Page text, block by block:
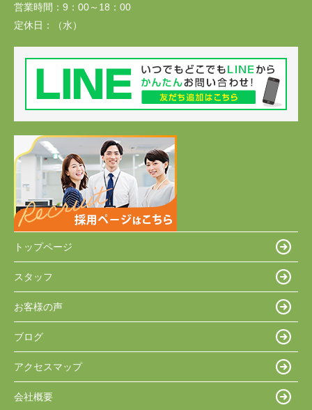
営業時間： 9：00～18：00
定休日：
（水）
トップページ
スタッフ
お客様の声
ブログ
アクセスマップ
会社概要